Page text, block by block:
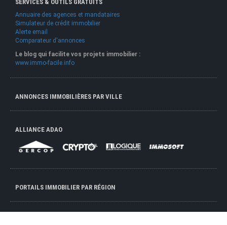
SERVICES & OUTILS GRATUITS
Annuaire des agences et mandataires
Simulateur de crédit immobilier
Alerte email
Comparateur d'annonces
Le blog qui facilite vos projets immobilier :
www.immo-facile.info
ANNONCES IMMOBILIÈRES PAR VILLE
ALLIANCE ADAO
PORTAILS IMMOBILIER PAR RÉGION